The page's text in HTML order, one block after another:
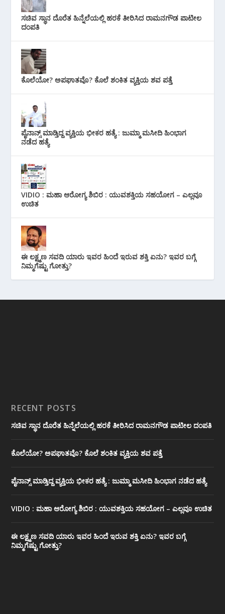
ಸಚಿವ ಸ್ಥಾನ ದೊರೆತ ಹಿನ್ನೆಲೆಯಲ್ಲಿ ಹರಕೆ ತೀರಿಸಿದ ರಾಮನಗೌಡ ಪಾಟೀಲ
ದಂಪತಿ
ಕೊಲೆಯೋ? ಅಪಘಾತವೊ? ಕೊಲೆ ಶಂಕಿತ ವ್ಯಕ್ತಿಯ ಶವ ಪತ್ತೆ
ಪೈನಾನ್ಸ್ ಮಾಡ್ತಿದ್ದ ವ್ಯಕ್ತಿಯ ಭೀಕರ‌ ಹತ್ಯೆ : ಜುಮ್ಮಾ ಮಸೀದಿ ಹಿಂಭಾಗ
ನಡೆದ ಹತ್ಯೆ
VIDIO : ಮಹಾ ಆರೋಗ್ಯ ಶಿಬಿರ : ಯುವಶಕ್ತಿಯ ಸಹಯೋಗ – ಎಲ್ಲವೂ
ಉಚಿತ
ಈ ಲಕ್ಷ್ಮಣ ಸವದಿ ಯಾರು ಇವರ ಹಿಂದೆ ಇರುವ ಶಕ್ತಿ ಏನು? ಇವರ ಬಗ್ಗೆ
ನಿಮ್ಮಗೆಷ್ಟು ಗೋತ್ತು?
RECENT POSTS
ಸಚಿವ ಸ್ಥಾನ ದೊರೆತ ಹಿನ್ನೆಲೆಯಲ್ಲಿ ಹರಕೆ ತೀರಿಸಿದ ರಾಮನಗೌಡ ಪಾಟೀಲ ದಂಪತಿ
ಕೊಲೆಯೋ? ಅಪಘಾತವೊ? ಕೊಲೆ ಶಂಕಿತ ವ್ಯಕ್ತಿಯ ಶವ ಪತ್ತೆ
ಪೈನಾನ್ಸ್ ಮಾಡ್ತಿದ್ದ ವ್ಯಕ್ತಿಯ ಭೀಕರ‌ ಹತ್ಯೆ : ಜುಮ್ಮಾ ಮಸೀದಿ ಹಿಂಭಾಗ ನಡೆದ ಹತ್ಯೆ
VIDIO : ಮಹಾ ಆರೋಗ್ಯ ಶಿಬಿರ : ಯುವಶಕ್ತಿಯ ಸಹಯೋಗ – ಎಲ್ಲವೂ ಉಚಿತ
ಈ ಲಕ್ಷ್ಮಣ ಸವದಿ ಯಾರು ಇವರ ಹಿಂದೆ ಇರುವ ಶಕ್ತಿ ಏನು? ಇವರ ಬಗ್ಗೆ
ನಿಮ್ಮಗೆಷ್ಟು ಗೋತ್ತು?